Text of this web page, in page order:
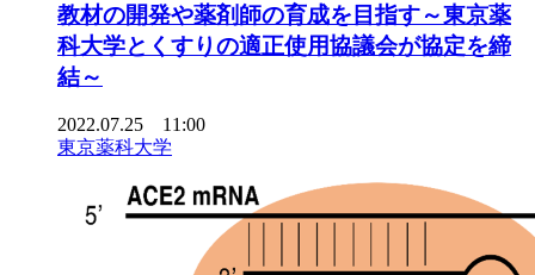
教材の開発や薬剤師の育成を目指す～東京薬
科大学とくすりの適正使用協議会が協定を締
結～
2022.07.25 11:00
東京薬科大学